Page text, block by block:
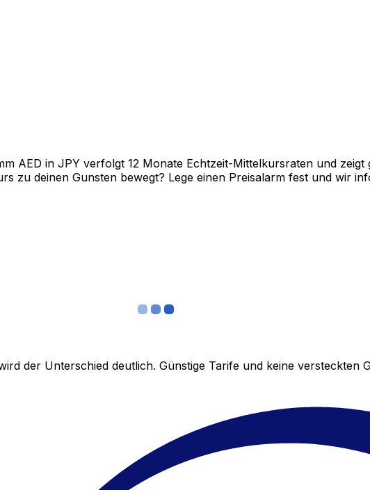
AED in JPY verfolgt 12 Monate Echtzeit-Mittelkursraten und
zu deinen Gunsten bewegt? Lege einen Preisalarm fest und wir
der Unterschied deutlich. Günstige Tarife und keine versteckten